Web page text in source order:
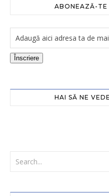
ABONEAZĂ-TE
Înscriere
HAI SĂ NE